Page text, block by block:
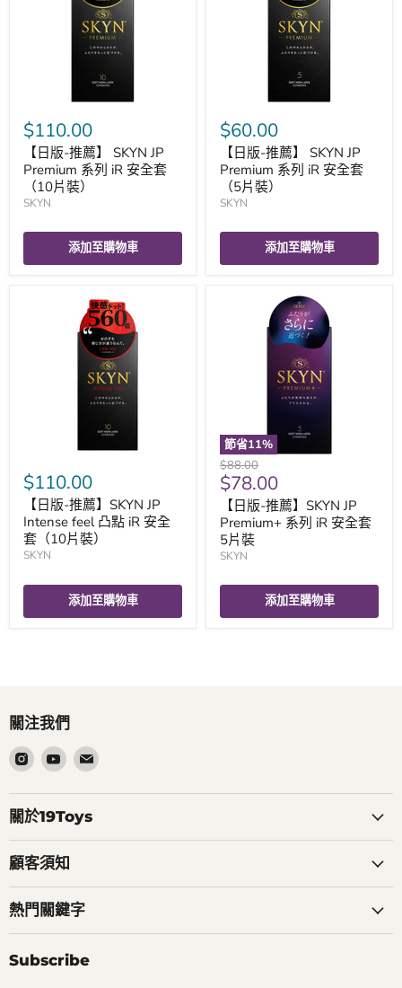
$110.00
【日版-推薦】 SKYN JP
Premium 系列 iR 安全套
（10片裝）
SKYN
添加至購物車
$60.00
【日版-推薦】 SKYN JP
Premium 系列 iR 安全套
（5片裝）
SKYN
添加至購物車
$110.00
【日版-推薦】SKYN JP
Intense feel 凸點 iR 安全
套（10片裝）
SKYN
添加至購物車
節省11%
原
價
$88.00
現
價
$78.00
【日版-推薦】SKYN JP
Premium+ 系列 iR 安全套
5片裝
SKYN
添加至購物車
關注我們
在
Instagram
找
到
們
在
Youtube
找
到
們
在
郵
關於19Toys
顧客須知
熱門關鍵字
Subscribe